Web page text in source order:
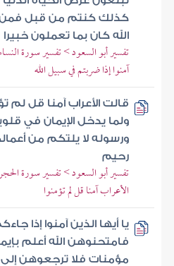
كذلك كنتم من قبل فمن
الله كان بما تعملون خبيرا
تفسير أبو السعود > تفسير سورة
آمنوا إذا ضربتم في سبيل الله
قالت الأعراب آمنا قل لم
ولما يدخل الإيمان في
ورسوله لا يلتكم من
رحيم
تفسير أبو السعود > تفسير سورة
الأعراب آمنا قل لم تؤمنوا
يا أيها الذين آمنوا إذا
فامتحنوهن الله أعلم
مؤمنات فلا ترجعوهن إلى